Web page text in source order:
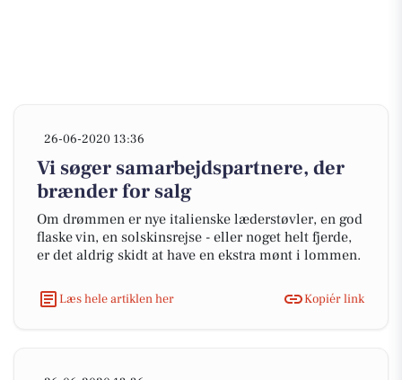
26-06-2020 13:36
Vi søger samarbejdspartnere, der
brænder for salg
Om drømmen er nye italienske læderstøvler, en god
flaske vin, en solskinsrejse - eller noget helt fjerde,
er det aldrig skidt at have en ekstra mønt i lommen.
Læs hele artiklen her Kopiér link